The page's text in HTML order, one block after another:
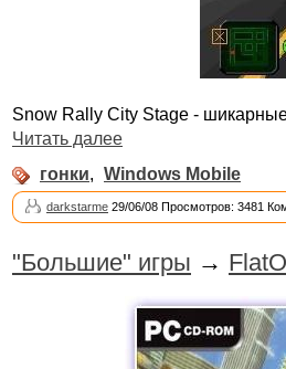
Snow Rally City Stage -
Читать далее
гонки, Windows Mobile
darkstarme 29/06/08 Просмотров: 3481
"Большие" игры →